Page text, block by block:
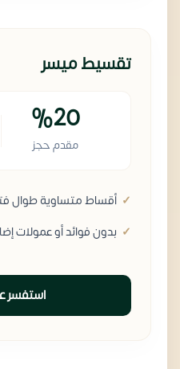
تقسيط ميسر
%20
مقدم حجز
أقساط متساوية طوال
بدون فوائد أو عمولات
استفسر